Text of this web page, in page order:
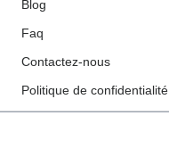
Blog
Faq
Contactez-nous
Politique de confidentialité